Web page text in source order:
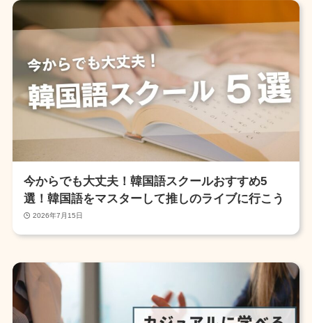
今からでも大丈夫！韓国語スクールおすすめ5
選！韓国語をマスターして推しのライブに行こう
2026年7月15日